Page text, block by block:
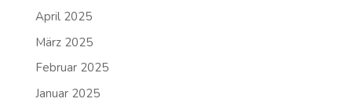
April 2025
März 2025
Februar 2025
Januar 2025